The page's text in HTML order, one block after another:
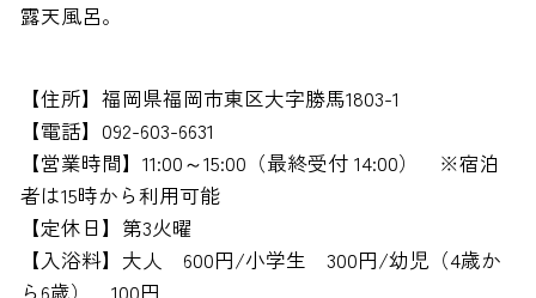
露天風呂。
【住所】福岡県福岡市東区大字勝馬1803-1
【電話】092-603-6631
【営業時間】11:00～15:00（最終受付 14:00） ※宿泊
者は15時から利用可能
【定休日】第3火曜
【入浴料】大人 600円/小学生 300円/幼児（4歳か
ら6歳） 100円